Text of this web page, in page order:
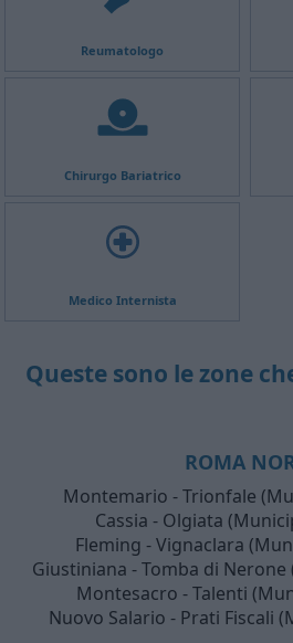
Reumatologo
Chirurgo Bariatrico
Medico Internista
Queste sono le zone
ROMA
Montemario - Trionfale
Cassia - Olgiata
Fleming - Vignaclara
Giustiniana - Tomba di Nerone
Montesacro - Talenti
Nuovo Salario - Prati Fiscali